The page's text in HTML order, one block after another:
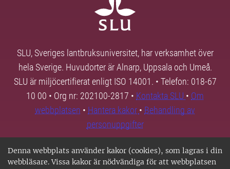
Denna webbplats använder kakor (cookies), som lagras i din
webbläsare. Vissa kakor är nödvändiga för att webbplatsen
SLU, Sveriges lantbruksuniversitet, har verksamhet över
hela Sverige. Huvudorter är Alnarp, Uppsala och Umeå.
SLU är miljöcertifierat enligt ISO 14001. • Telefon: 018-67
10 00 • Org nr: 202100-2817 • Kontakta SLU • Om
webbplatsen • Hantera kakor • Behandling av
personuppgifter